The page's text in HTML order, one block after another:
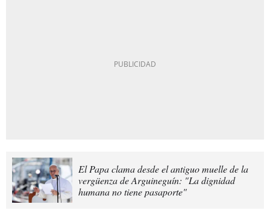
El Papa clama desde el antiguo muelle de la
vergüenza de Arguineguín: "La dignidad
humana no tiene pasaporte"